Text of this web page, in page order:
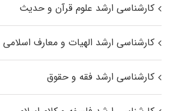
کارشناسی ارشد علوم قرآن و حدیث
کارشناسی ارشد الهیات و معارف
کارشناسی ارشد فقه و حقوق